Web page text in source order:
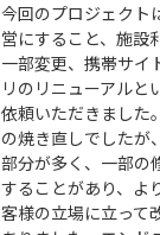
今回のプロジェクト
営にすること、施設
一部変更、携帯サイ
リのリニューアルと
依頼いただきました
の焼き直しでしたが
部分が多く、一部の
することがあり、よ
客様の立場に立って